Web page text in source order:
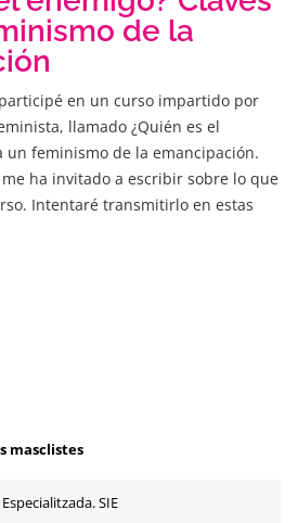
masclistes
SIE
de la
en un curso impartido por
llamado ¿Quién es el
un feminismo de la emancipación.
ha invitado a escribir sobre lo que
Intentaré transmitirlo en estas